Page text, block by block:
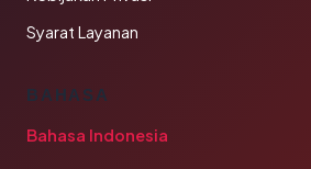
Syarat Layanan
BAHASA
Bahasa Indonesia